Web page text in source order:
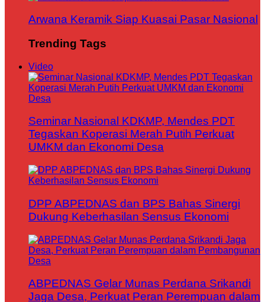
Arwana Keramik Siap Kuasai Pasar Nasional
Trending Tags
Video
Seminar Nasional KDKMP, Mendes PDT
Tegaskan Koperasi Merah Putih Perkuat
UMKM dan Ekonomi Desa
DPP ABPEDNAS dan BPS Bahas Sinergi
Dukung Keberhasilan Sensus Ekonomi
ABPEDNAS Gelar Munas Perdana Srikandi
Jaga Desa, Perkuat Peran Perempuan dalam